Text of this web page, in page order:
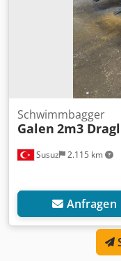
Susuz 2.115 km
Schwimmbagger
Galen 2m3
Anfragen